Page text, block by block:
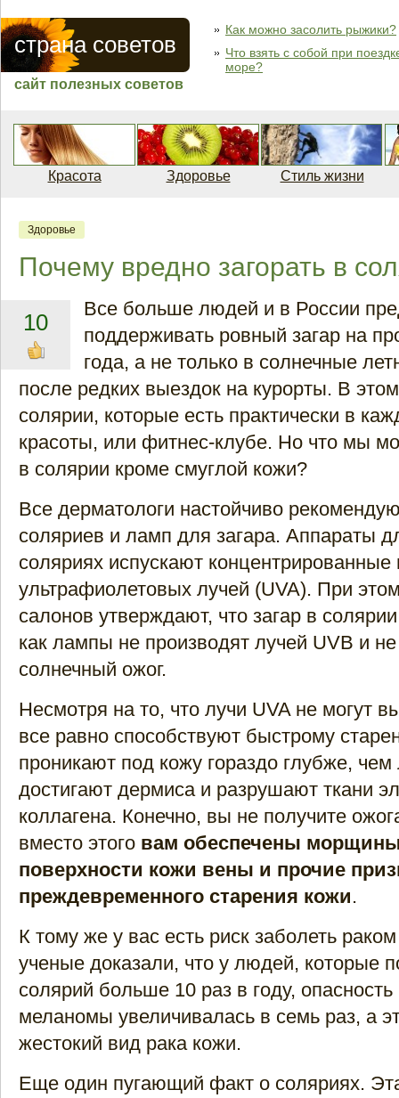
страна советов
сайт полезных советов
Как можно засолить рыжики?
Что взять с собой при
море?
Красота Здоровье Стиль жизни
Здоровье
Почему вредно загорать в
10
Все больше людей и в России
поддерживать ровный загар на
года, а не только в солнечные
после редких выездок на курорты. В
солярии, которые есть практически в
красоты, или фитнес-клубе. Но что мы
в солярии кроме смуглой кожи?
Все дерматологи настойчиво
соляриев и ламп для загара. Аппараты
соляриях испускают концентрированные
ультрафиолетовых лучей (UVA). При
салонов утверждают, что загар в
как лампы не производят лучей UVB и
солнечный ожог.
Несмотря на то, что лучи UVA не могут
все равно способствуют быстрому
проникают под кожу гораздо глубже, чем
достигают дермиса и разрушают ткани
коллагена. Конечно, вы не получите
вместо этого вам обеспечены
поверхности кожи вены и прочие
преждевременного старения кожи.
К тому же у вас есть риск заболеть
ученые доказали, что у людей, которые
солярий больше 10 раз в году,
меланомы увеличивалась в семь раз, а
жестокий вид рака кожи.
Еще один пугающий факт о соляриях.